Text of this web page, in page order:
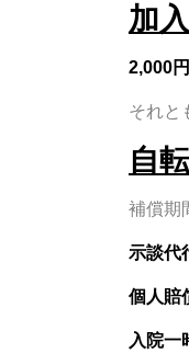
加
2,000
それと
自
補償期
示談代
個人賠
入院一